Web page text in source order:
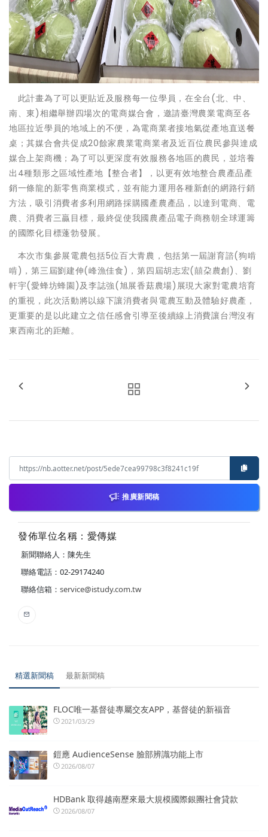
此計畫為了可以更貼近及服務每一位學員，在全台(北、中、
南、東)相繼舉辦四場次的電商媒合會，邀請臺灣農業電商至各
地區拉近學員的地域上的不便，為電商業者接地氣從產地直送餐
桌；其媒合會共促成20餘家農業電商業者及近百位農民參與達成
媒合上架商機；為了可以更深度有效服務各地區的農民，並培養
出4種類形之區域性產地【整合者】，以更有效地整合農產品產
銷一條龍的新零售商業模式，並有能力運用各種新創的網路行銷
方法，吸引消費者多利用網路採購國產農產品，以達到電商、電
農、消費者三贏目標，最終促使我國農產品電子商務朝全球運籌
的國際化目標蓬勃發展。
本次市集參展電農包括5位百大青農，包括第一屆謝育諮(狗啃
啃)，第三屆劉建伸(峰漁佳食)，第四屆胡志宏(囍朶農創)、劉
軒宇(愛蜂坊蜂園)及李誌強(旭展香菇農場)展現大家對電農培育
的重視，此次活動將以線下讓消費者與電農互動及體驗好農產，
更重要的是以此建立之信任感會引導至後續線上消費讓台灣沒有
東西南北的距離。
推廣新聞稿
發佈單位名稱：愛傳媒
新聞聯絡人：陳先生
聯絡電話：02-29174240
聯絡信箱： service@istudy.com.tw
精選新聞稿 最新新聞稿
FLOC唯一基督徒專屬交友APP，基督徒的新福音
2021/03/29
鎧應 AudienceSense 臉部辨識功能上市
2026/08/07
HDBank 取得越南歷來最大規模國際銀團社會貸款
2026/08/07